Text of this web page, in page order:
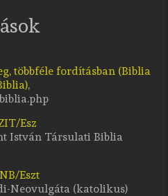
többféle fordításban (Biblia
,
Esz
István Társulati Biblia
Eszt
Neovulgáta (katolikus)